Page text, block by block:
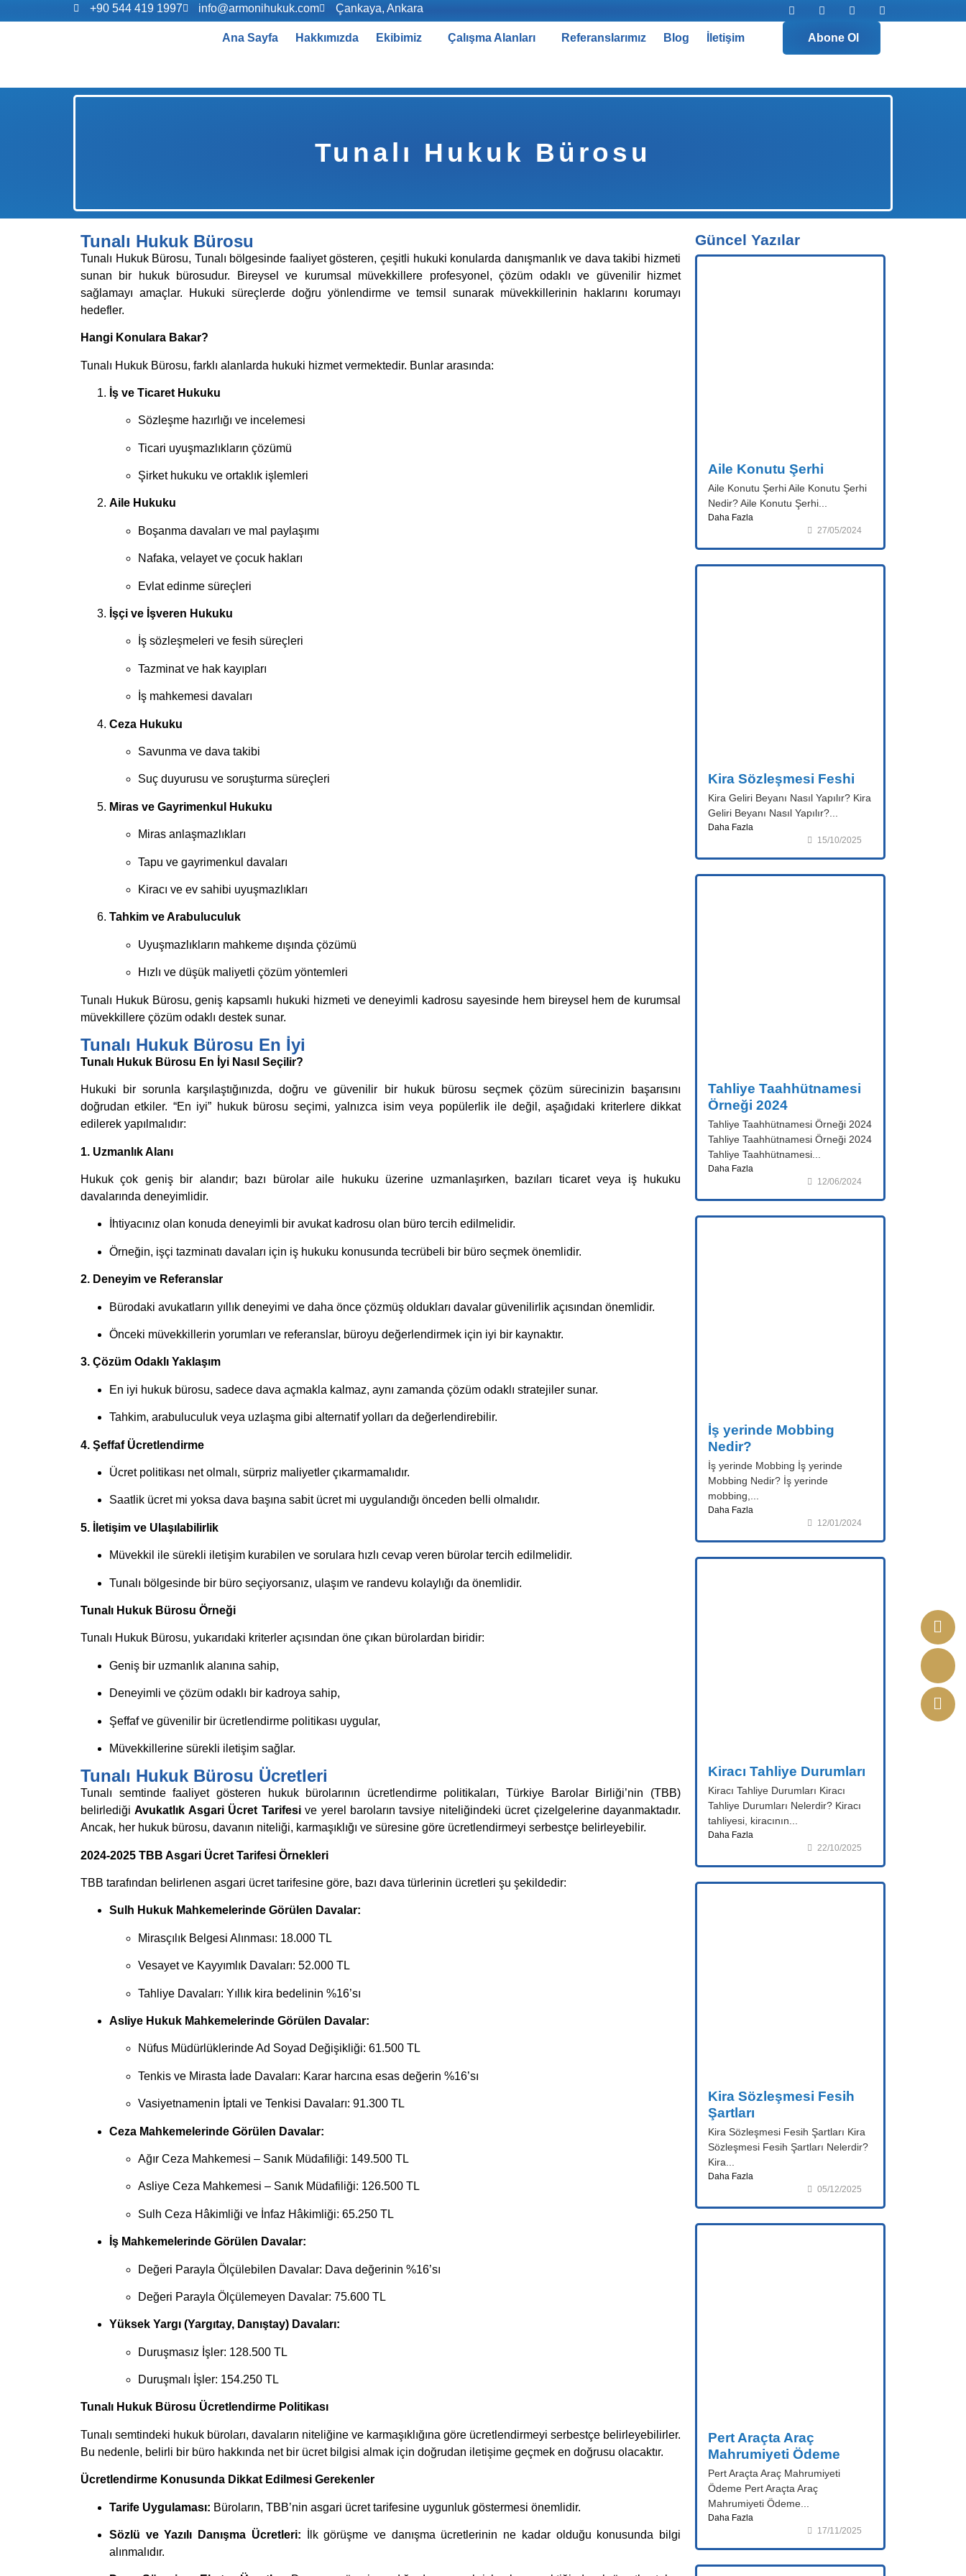
+90 544 419 1997 info@armonihukuk.com Çankaya, Ankara
Ana Sayfa Hakkımızda Ekibimiz Çalışma Alanları Referanslarımız Blog İletişim Abone Ol
Tunalı Hukuk Bürosu
Tunalı Hukuk Bürosu
Tunalı Hukuk Bürosu, Tunalı bölgesinde faaliyet gösteren, çeşitli hukuki konularda danışmanlık ve dava takibi hizmeti
sunan bir hukuk bürosudur. Bireysel ve kurumsal müvekkillere profesyonel, çözüm odaklı ve güvenilir hizmet
sağlamayı amaçlar. Hukuki süreçlerde doğru yönlendirme ve temsil sunarak müvekkillerinin haklarını korumayı
hedefler.
Hangi Konulara Bakar?
Tunalı Hukuk Bürosu, farklı alanlarda hukuki hizmet vermektedir. Bunlar arasında:
İş ve Ticaret Hukuku
Sözleşme hazırlığı ve incelemesi
Ticari uyuşmazlıkların çözümü
Şirket hukuku ve ortaklık işlemleri
Aile Hukuku
Boşanma davaları ve mal paylaşımı
Nafaka, velayet ve çocuk hakları
Evlat edinme süreçleri
İşçi ve İşveren Hukuku
İş sözleşmeleri ve fesih süreçleri
Tazminat ve hak kayıpları
İş mahkemesi davaları
Ceza Hukuku
Savunma ve dava takibi
Suç duyurusu ve soruşturma süreçleri
Miras ve Gayrimenkul Hukuku
Miras anlaşmazlıkları
Tapu ve gayrimenkul davaları
Kiracı ve ev sahibi uyuşmazlıkları
Tahkim ve Arabuluculuk
Uyuşmazlıkların mahkeme dışında çözümü
Hızlı ve düşük maliyetli çözüm yöntemleri
Tunalı Hukuk Bürosu, geniş kapsamlı hukuki hizmeti ve deneyimli kadrosu sayesinde hem bireysel hem de kurumsal
müvekkillere çözüm odaklı destek sunar.
Tunalı Hukuk Bürosu En İyi
Tunalı Hukuk Bürosu En İyi Nasıl Seçilir?
Hukuki bir sorunla karşılaştığınızda, doğru ve güvenilir bir hukuk bürosu seçmek çözüm sürecinizin başarısını
doğrudan etkiler. “En iyi” hukuk bürosu seçimi, yalnızca isim veya popülerlik ile değil, aşağıdaki kriterlere dikkat
edilerek yapılmalıdır:
1. Uzmanlık Alanı
Hukuk çok geniş bir alandır; bazı bürolar aile hukuku üzerine uzmanlaşırken, bazıları ticaret veya iş hukuku
davalarında deneyimlidir.
İhtiyacınız olan konuda deneyimli bir avukat kadrosu olan büro tercih edilmelidir.
Örneğin, işçi tazminatı davaları için iş hukuku konusunda tecrübeli bir büro seçmek önemlidir.
2. Deneyim ve Referanslar
Bürodaki avukatların yıllık deneyimi ve daha önce çözmüş oldukları davalar güvenilirlik açısından önemlidir.
Önceki müvekkillerin yorumları ve referanslar, büroyu değerlendirmek için iyi bir kaynaktır.
3. Çözüm Odaklı Yaklaşım
En iyi hukuk bürosu, sadece dava açmakla kalmaz, aynı zamanda çözüm odaklı stratejiler sunar.
Tahkim, arabuluculuk veya uzlaşma gibi alternatif yolları da değerlendirebilir.
4. Şeffaf Ücretlendirme
Ücret politikası net olmalı, sürpriz maliyetler çıkarmamalıdır.
Saatlik ücret mi yoksa dava başına sabit ücret mi uygulandığı önceden belli olmalıdır.
5. İletişim ve Ulaşılabilirlik
Müvekkil ile sürekli iletişim kurabilen ve sorulara hızlı cevap veren bürolar tercih edilmelidir.
Tunalı bölgesinde bir büro seçiyorsanız, ulaşım ve randevu kolaylığı da önemlidir.
Tunalı Hukuk Bürosu Örneği
Tunalı Hukuk Bürosu, yukarıdaki kriterler açısından öne çıkan bürolardan biridir:
Geniş bir uzmanlık alanına sahip,
Deneyimli ve çözüm odaklı bir kadroya sahip,
Şeffaf ve güvenilir bir ücretlendirme politikası uygular,
Müvekkillerine sürekli iletişim sağlar.
Tunalı Hukuk Bürosu Ücretleri
Tunalı semtinde faaliyet gösteren hukuk bürolarının ücretlendirme politikaları, Türkiye Barolar Birliği’nin (TBB)
belirlediğiAvukatlık Asgari Ücret Tarifesive yerel baroların tavsiye niteliğindeki ücret çizelgelerine dayanmaktadır.
Ancak, her hukuk bürosu, davanın niteliği, karmaşıklığı ve süresine göre ücretlendirmeyi serbestçe belirleyebilir.
2024-2025 TBB Asgari Ücret Tarifesi Örnekleri
TBB tarafından belirlenen asgari ücret tarifesine göre, bazı dava türlerinin ücretleri şu şekildedir:
Sulh Hukuk Mahkemelerinde Görülen Davalar:
Mirasçılık Belgesi Alınması: 18.000 TL
Vesayet ve Kayyımlık Davaları: 52.000 TL
Tahliye Davaları: Yıllık kira bedelinin %16’sı
Asliye Hukuk Mahkemelerinde Görülen Davalar:
Nüfus Müdürlüklerinde Ad Soyad Değişikliği: 61.500 TL
Tenkis ve Mirasta İade Davaları: Karar harcına esas değerin %16’sı
Vasiyetnamenin İptali ve Tenkisi Davaları: 91.300 TL
Ceza Mahkemelerinde Görülen Davalar:
Ağır Ceza Mahkemesi – Sanık Müdafiliği: 149.500 TL
Asliye Ceza Mahkemesi – Sanık Müdafiliği: 126.500 TL
Sulh Ceza Hâkimliği ve İnfaz Hâkimliği: 65.250 TL
İş Mahkemelerinde Görülen Davalar:
Değeri Parayla Ölçülebilen Davalar: Dava değerinin %16’sı
Değeri Parayla Ölçülemeyen Davalar: 75.600 TL
Yüksek Yargı (Yargıtay, Danıştay) Davaları:
Duruşmasız İşler: 128.500 TL
Duruşmalı İşler: 154.250 TL
Tunalı Hukuk Bürosu Ücretlendirme Politikası
Tunalı semtindeki hukuk büroları, davaların niteliğine ve karmaşıklığına göre ücretlendirmeyi serbestçe belirleyebilirler.
Bu nedenle, belirli bir büro hakkında net bir ücret bilgisi almak için doğrudan iletişime geçmek en doğrusu olacaktır.
Ücretlendirme Konusunda Dikkat Edilmesi Gerekenler
Tarife Uygulaması: Büroların, TBB’nin asgari ücret tarifesine uygunluk göstermesi önemlidir.
Sözlü ve Yazılı Danışma Ücretleri: İlk görüşme ve danışma ücretlerinin ne kadar olduğu konusunda bilgi
alınmalıdır.
Güncel Yazılar
Aile Konutu Şerhi
Aile Konutu Şerhi Aile Konutu Şerhi
Nedir? Aile Konutu Şerhi...
Daha Fazla
27/05/2024
Kira Sözleşmesi Feshi
Kira Geliri Beyanı Nasıl Yapılır? Kira
Geliri Beyanı Nasıl Yapılır?...
Daha Fazla
15/10/2025
Tahliye Taahhütnamesi
Örneği 2024
Tahliye Taahhütnamesi Örneği 2024
Tahliye Taahhütnamesi Örneği 2024
Tahliye Taahhütnamesi...
Daha Fazla
12/06/2024
İş yerinde Mobbing
Nedir?
İş yerinde Mobbing İş yerinde
Mobbing Nedir? İş yerinde
mobbing,...
Daha Fazla
12/01/2024
Kiracı Tahliye Durumları
Kiracı Tahliye Durumları Kiracı
Tahliye Durumları Nelerdir? Kiracı
tahliyesi, kiracının...
Daha Fazla
22/10/2025
Kira Sözleşmesi Fesih
Şartları
Kira Sözleşmesi Fesih Şartları Kira
Sözleşmesi Fesih Şartları Nelerdir?
Kira...
Daha Fazla
05/12/2025
Pert Araçta Araç
Mahrumiyeti Ödeme
Pert Araçta Araç Mahrumiyeti
Ödeme Pert Araçta Araç
Mahrumiyeti Ödeme...
Daha Fazla
17/11/2025